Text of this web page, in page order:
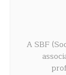
A SBF